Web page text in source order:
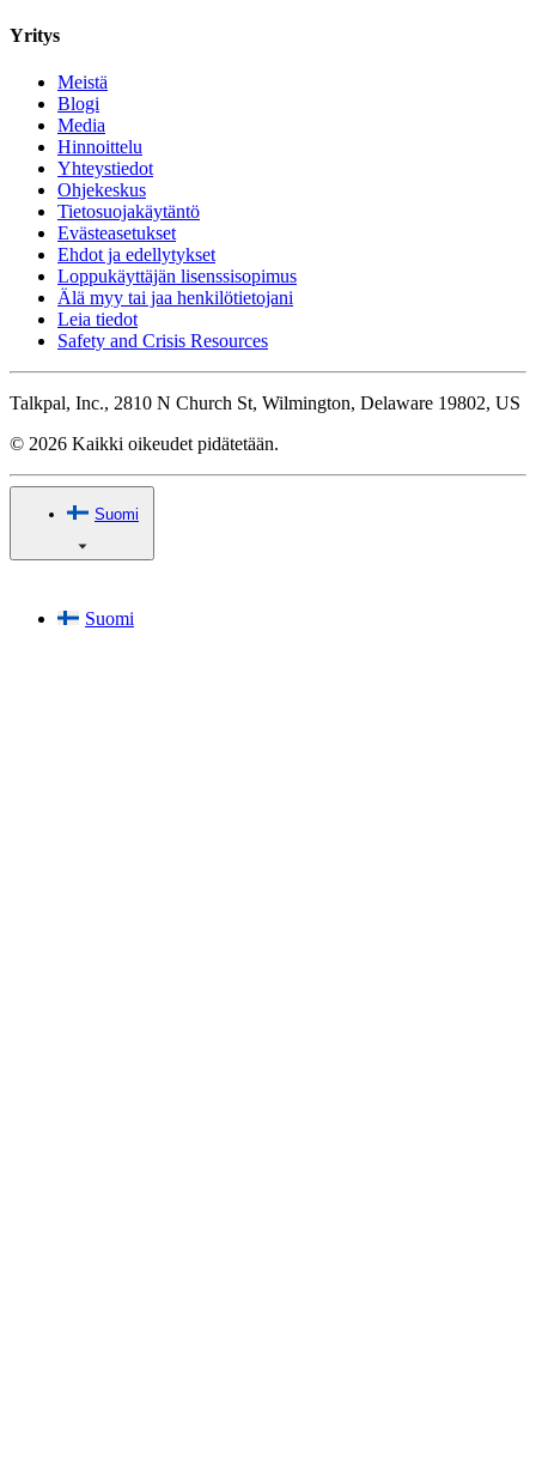
Yritys
Meistä
Blogi
Media
Hinnoittelu
Yhteystiedot
Ohjekeskus
Tietosuojakäytäntö
Evästeasetukset
Ehdot ja edellytykset
Loppukäyttäjän lisenssisopimus
Älä myy tai jaa henkilötietojani
Leia tiedot
Safety and Crisis Resources
Talkpal, Inc., 2810 N Church St, Wilmington, Delaware 19802, US
© 2026 Kaikki oikeudet pidätetään.
Suomi
Suomi